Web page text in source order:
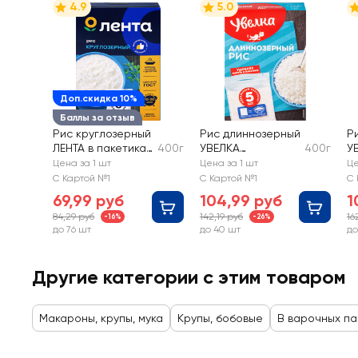
Доп.скидка 10%
Баллы за отзыв
4.9
Рис круглозерный
ЛЕНТА в пакетиках,
5х80г
400г
Цена за 1 шт
С Картой №1
69,99 руб
84,29 руб -16%
до 76 шт
5.0
Рис длиннозерный
УВЕЛКА
шлифованный в
пакетиках, 5х80г
400г
Цена за 1 шт
С Картой №1
104,99 руб
142,19 руб -26%
до 40 шт
С
Другие категории с этим товаром
Макароны, крупы, мука Крупы, бобовые В варочных